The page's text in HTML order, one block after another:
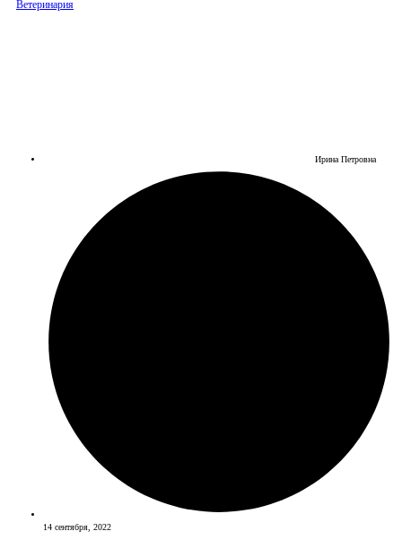
Ветеринария
Ирина Петровна
14 сентября, 2022